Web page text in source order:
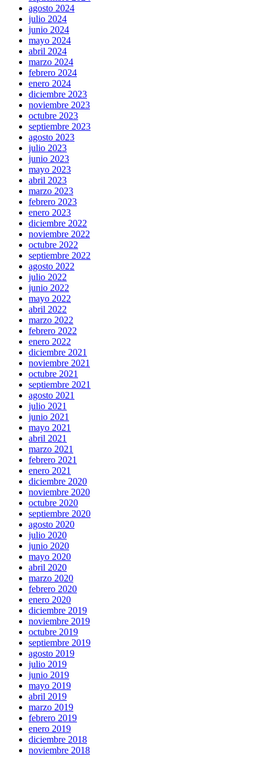
agosto 2024
julio 2024
junio 2024
mayo 2024
abril 2024
marzo 2024
febrero 2024
enero 2024
diciembre 2023
noviembre 2023
octubre 2023
septiembre 2023
agosto 2023
julio 2023
junio 2023
mayo 2023
abril 2023
marzo 2023
febrero 2023
enero 2023
diciembre 2022
noviembre 2022
octubre 2022
septiembre 2022
agosto 2022
julio 2022
junio 2022
mayo 2022
abril 2022
marzo 2022
febrero 2022
enero 2022
diciembre 2021
noviembre 2021
octubre 2021
septiembre 2021
agosto 2021
julio 2021
junio 2021
mayo 2021
abril 2021
marzo 2021
febrero 2021
enero 2021
diciembre 2020
noviembre 2020
octubre 2020
septiembre 2020
agosto 2020
julio 2020
junio 2020
mayo 2020
abril 2020
marzo 2020
febrero 2020
enero 2020
diciembre 2019
noviembre 2019
octubre 2019
septiembre 2019
agosto 2019
julio 2019
junio 2019
mayo 2019
abril 2019
marzo 2019
febrero 2019
enero 2019
diciembre 2018
noviembre 2018